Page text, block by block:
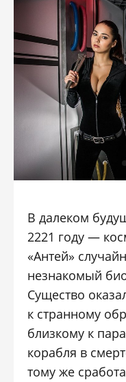
В далеком
2221 году —
«Антей»
незнакомый
Существо
к странному
близкому к
корабля в
тому же